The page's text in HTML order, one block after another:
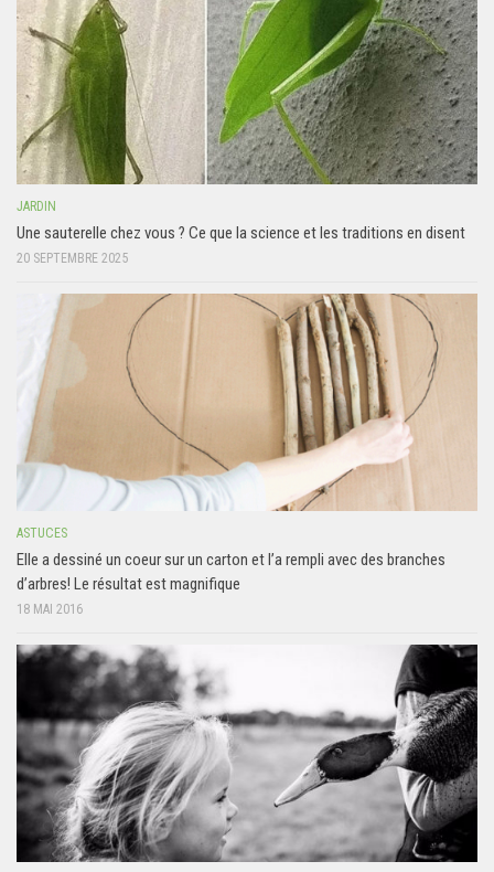
JARDIN
Une sauterelle chez vous ? Ce que la science et les traditions en disent
20 SEPTEMBRE 2025
ASTUCES
Elle a dessiné un coeur sur un carton et l’a rempli avec des branches
d’arbres! Le résultat est magnifique
18 MAI 2016